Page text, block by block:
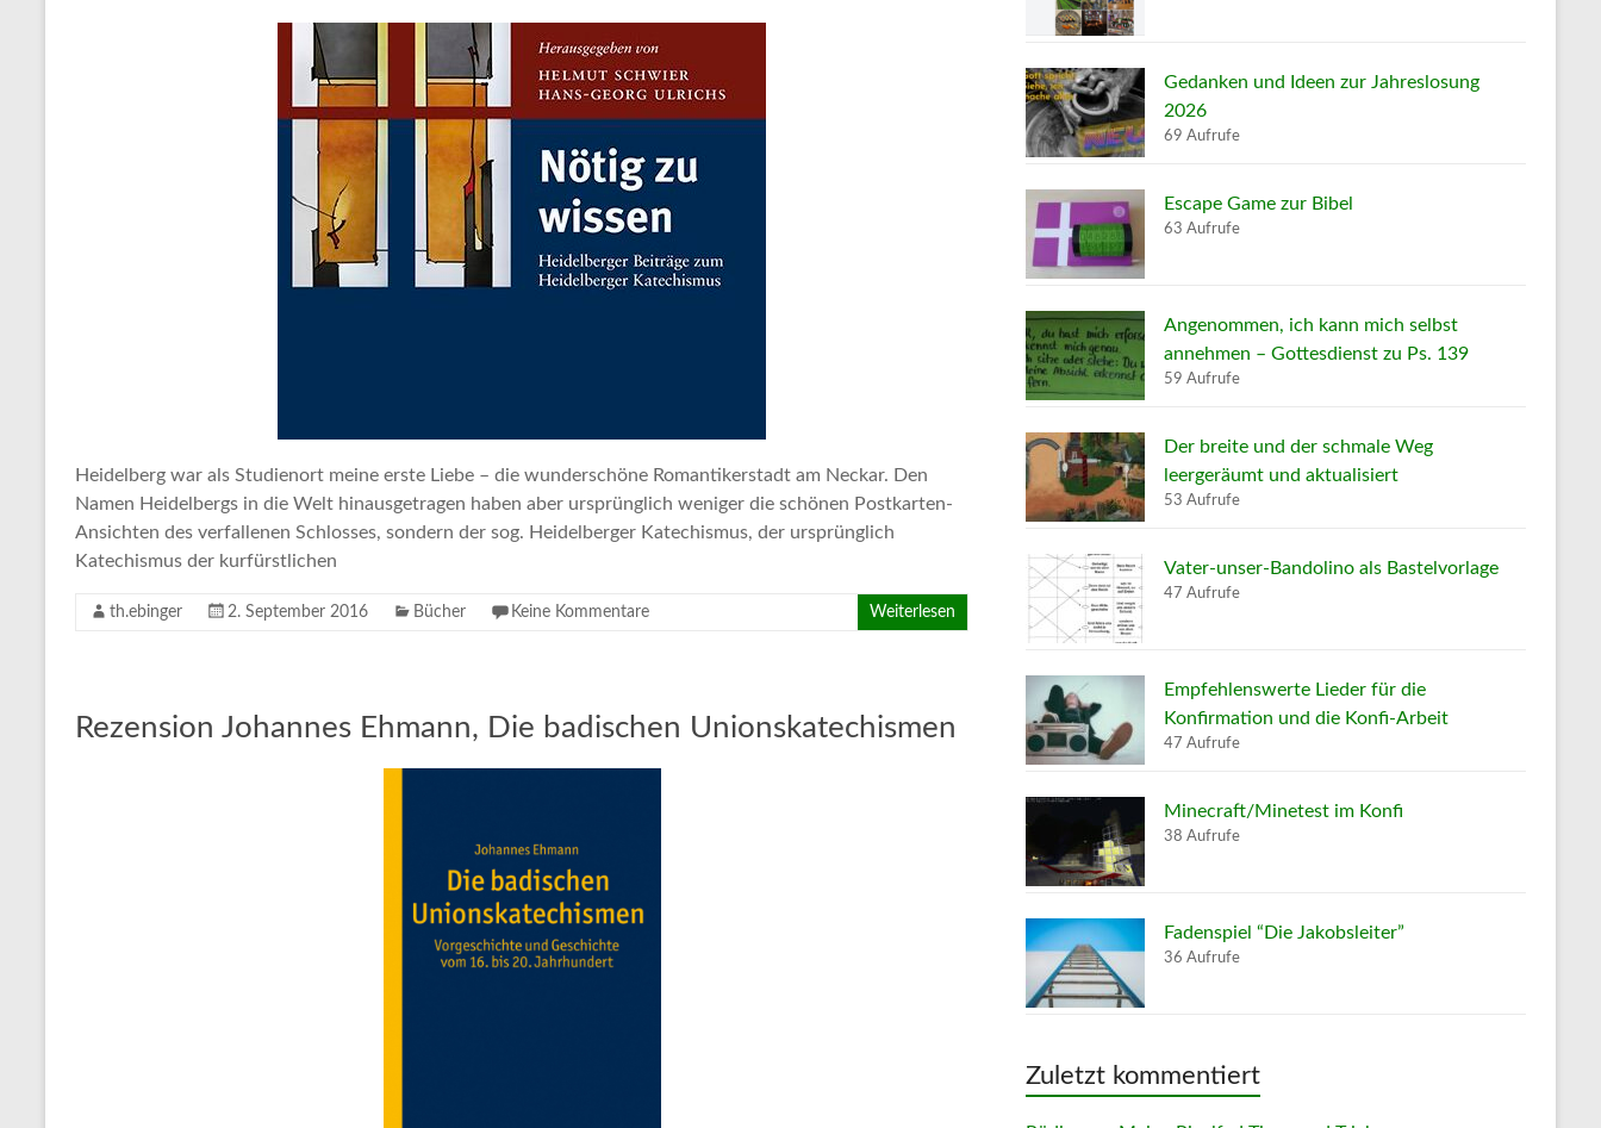
Heidelberg war als Studienort meine erste Liebe – die wunderschöne Romantikerstadt am Neckar. Den
Namen Heidelbergs in die Welt hinausgetragen haben aber ursprünglich weniger die schönen Postkarten-
Ansichten des verfallenen Schlosses, sondern der sog. Heidelberger Katechismus, der ursprünglich
Katechismus der kurfürstlichen
th.ebinger 2. September 2016 Bücher Keine Kommentare Weiterlesen
Rezension Johannes Ehmann, Die badischen Unionskatechismen
Gedanken und Ideen zur Jahreslosung
2026
69 Aufrufe
Escape Game zur Bibel
63 Aufrufe
Angenommen, ich kann mich selbst
annehmen – Gottesdienst zu Ps. 139
59 Aufrufe
Der breite und der schmale Weg
leergeräumt und aktualisiert
53 Aufrufe
Vater-unser-Bandolino als Bastelvorlage
47 Aufrufe
Empfehlenswerte Lieder für die
Konfirmation und die Konfi-Arbeit
47 Aufrufe
Minecraft/Minetest im Konfi
38 Aufrufe
Fadenspiel “Die Jakobsleiter”
36 Aufrufe
Zuletzt kommentiert